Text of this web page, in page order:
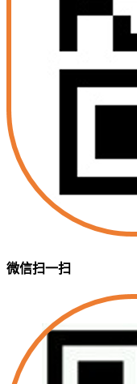
微信扫一扫